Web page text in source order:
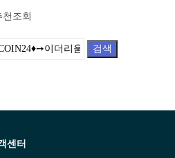
천 조회
검색
센터